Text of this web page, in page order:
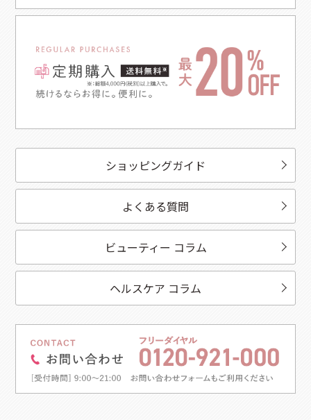
ショッピングガイド
よくある質問
ビューティー コラム
ヘルスケア コラム